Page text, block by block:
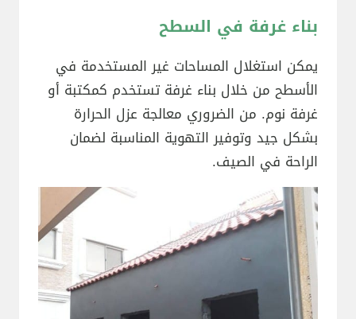
بناء غرفة في السطح
يمكن استغلال المساحات غير المستخدمة في
الأسطح من خلال بناء غرفة تستخدم كمكتبة أو
غرفة نوم. من الضروري معالجة عزل الحرارة
بشكل جيد وتوفير التهوية المناسبة لضمان
الراحة في الصيف.